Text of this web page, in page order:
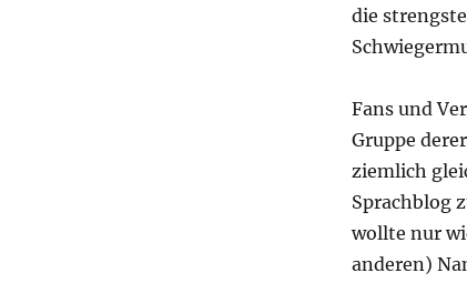
die
Fans und
Gruppe
ziemlich
Sprachblog
wollte nur
anderen)